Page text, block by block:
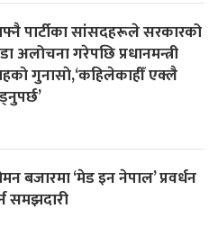
पार्टीका सांसदहरूले सरकारको
अलोचना गरेपछि प्रधानमन्त्री
गुनासाे,‘कहिलेकाहीँ एक्लै
बजारमा ‘मेड इन नेपाल’ प्रवर्धन
समझदारी